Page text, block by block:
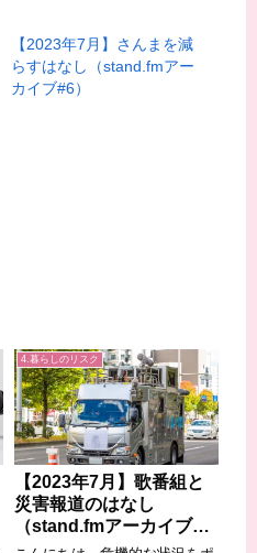
【2023年7月】さんまを減
らすはなし（stand.fmアー
カイブ#6）
4.暮らしのリスク
【2023年7月】歌番組と
災害報道のはなし
（stand.fmアーカイブ
#4）